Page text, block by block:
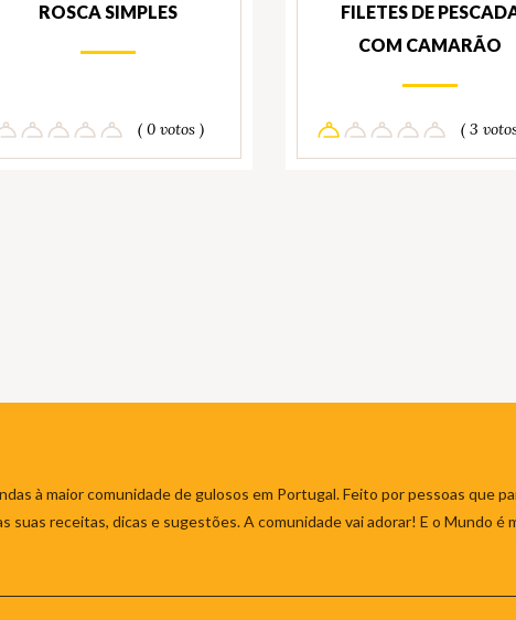
ROSCA SIMPLES
( 0 votos )
FILETES DE
COM CAMARÃO
( 3
à maior comunidade de gulosos em Portugal. Feito por pessoas que
suas receitas, dicas e sugestões. A comunidade vai adorar! E o Mundo é